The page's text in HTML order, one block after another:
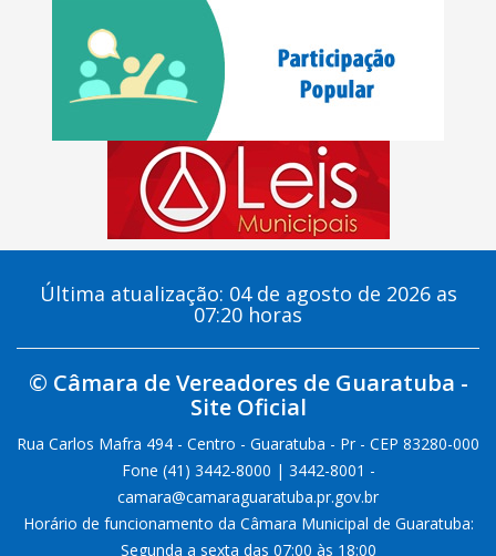
Última atualização: 04 de agosto de 2026 as
07:20 horas
© Câmara de Vereadores de Guaratuba -
Site Oficial
Rua Carlos Mafra 494 - Centro - Guaratuba - Pr - CEP 83280-000
Fone (41) 3442-8000 | 3442-8001 -
camara@camaraguaratuba.pr.gov.br
Horário de funcionamento da Câmara Municipal de Guaratuba:
Segunda a sexta das 07:00 às 18:00